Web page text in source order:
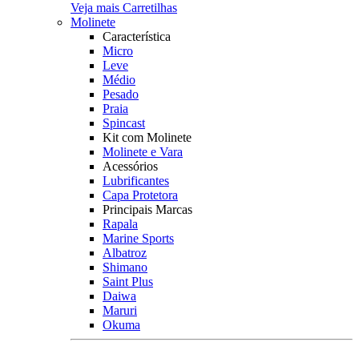
Veja mais Carretilhas
Molinete
Característica
Micro
Leve
Médio
Pesado
Praia
Spincast
Kit com Molinete
Molinete e Vara
Acessórios
Lubrificantes
Capa Protetora
Principais Marcas
Rapala
Marine Sports
Albatroz
Shimano
Saint Plus
Daiwa
Maruri
Okuma